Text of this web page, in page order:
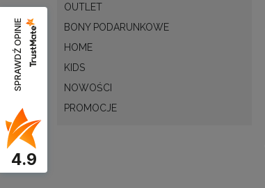
OUTLET
BONY PODARUNKOWE
HOME
KIDS
NOWOŚCI
PROMOCJE
SPRAWDŹ OPINIE
4.9